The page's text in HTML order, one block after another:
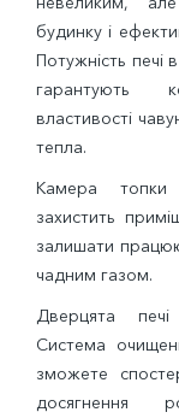
будинку і
Потужність печі
гарантують
властивості
тепла.
Камера топки
захистить
залишати
чадним газом.
Дверцята
Система
зможете
досягнення